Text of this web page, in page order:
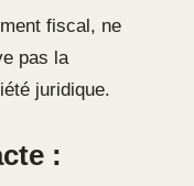
fiscal, ne
pas la
juridique.
: